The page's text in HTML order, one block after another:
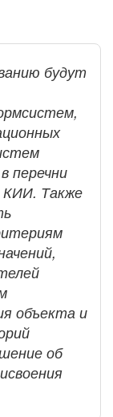
будут
перечни
КИИ. Также
объекта и
об